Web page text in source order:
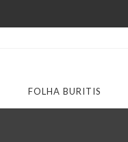
FOLHA BURITIS